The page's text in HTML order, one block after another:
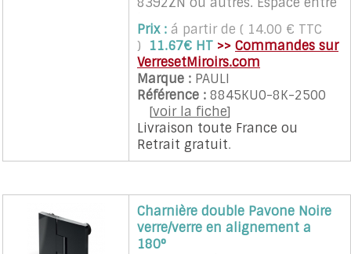
les verres 9mm.
Prix : á partir de ( 14.00 € TTC
)
11.67€ HT >> Commandes sur
VerresetMiroirs.com
Marque : PAULI
Référence : 8845KU0-8K-2500
[voir la fiche]
Livraison toute France ou
Retrait gratuit.
Charnière double Pavone Noire
verre/verre en alignement a
180°